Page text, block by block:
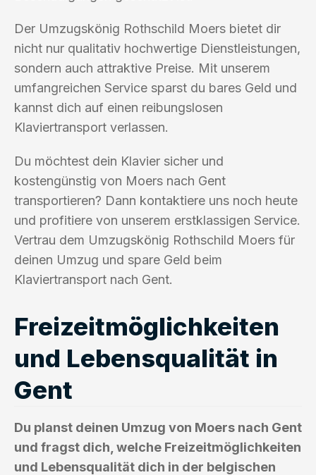
Der Umzugskönig Rothschild Moers bietet dir
nicht nur qualitativ hochwertige Dienstleistungen,
sondern auch attraktive Preise. Mit unserem
umfangreichen Service sparst du bares Geld und
kannst dich auf einen reibungslosen
Klaviertransport verlassen.
Du möchtest dein Klavier sicher und
kostengünstig von Moers nach Gent
transportieren? Dann kontaktiere uns noch heute
und profitiere von unserem erstklassigen Service.
Vertrau dem Umzugskönig Rothschild Moers für
deinen Umzug und spare Geld beim
Klaviertransport nach Gent.
Freizeitmöglichkeiten
und Lebensqualität in
Gent
Du planst deinen Umzug von Moers nach Gent
und fragst dich, welche Freizeitmöglichkeiten
und Lebensqualität dich in der belgischen